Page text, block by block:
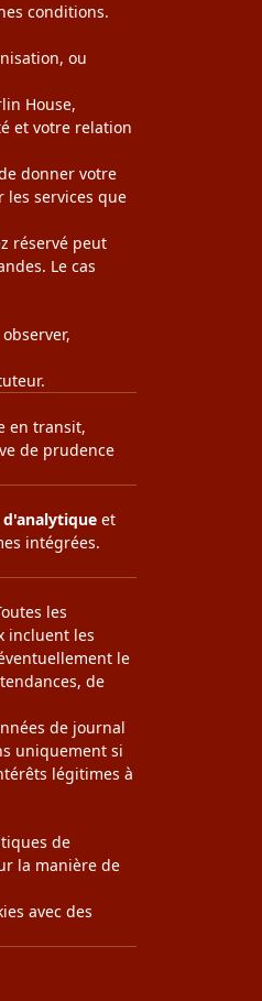
conditions.
ou
House,
et votre relation
donner votre
les services que
réservé peut
Le cas
en transit,
de prudence
d'analytique et
intégrées.
les
incluent les
le
de
de journal
uniquement si
légitimes à
de
la manière de
avec des